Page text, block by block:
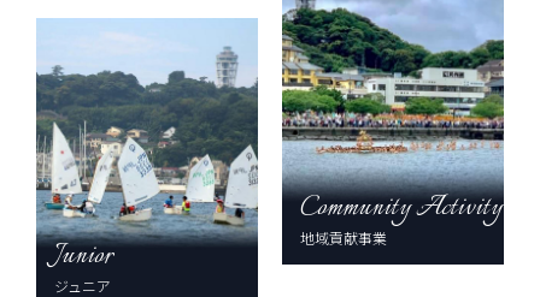
Junior
ジュニア
Community Activity
地域貢献事業